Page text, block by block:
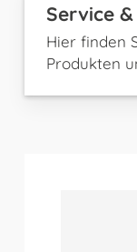
Service
Hier finden
Produkten